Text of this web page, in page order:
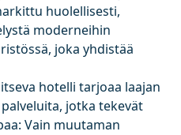
huolellisesti,
moderneihin
joka yhdistää
hotelli tarjoaa laajan
jotka tekevät
Vain muutaman